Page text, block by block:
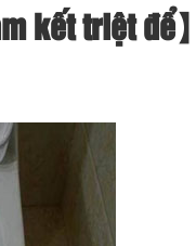
kết triệt để】